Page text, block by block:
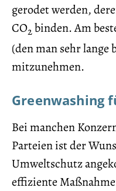
gerodet werden,
CO2binden. Am
(den man sehr
mitzunehmen.
Greenwashing
Bei manchen
Parteien ist der
Umweltschutz
effiziente